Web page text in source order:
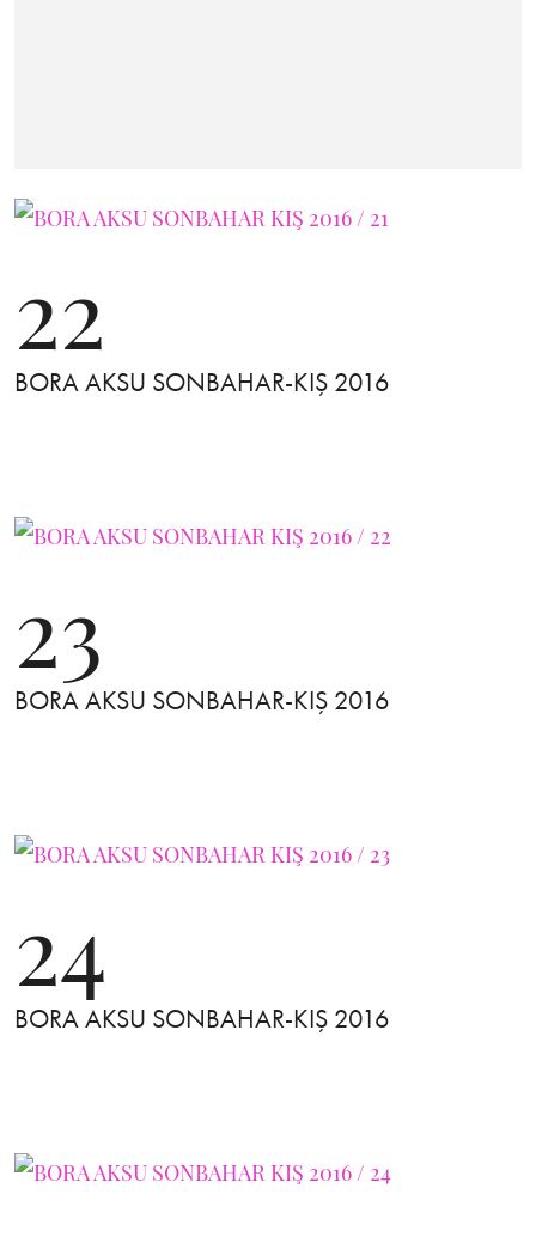
22
BORA AKSU SONBAHAR-KIŞ 2016
23
BORA AKSU SONBAHAR-KIŞ 2016
24
BORA AKSU SONBAHAR-KIŞ 2016